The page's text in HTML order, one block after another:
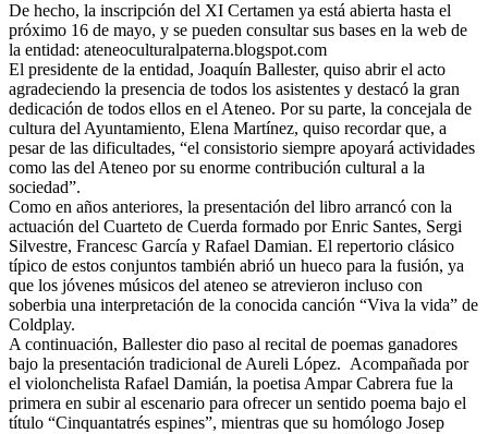
De hecho, la inscripción del XI Certamen ya está abierta hasta el
próximo 16 de mayo, y se pueden consultar sus bases en la web de
la entidad: ateneoculturalpaterna.blogspot.com
El presidente de la entidad, Joaquín Ballester, quiso abrir el acto
agradeciendo la presencia de todos los asistentes y destacó la gran
dedicación de todos ellos en el Ateneo. Por su parte, la concejala de
cultura del Ayuntamiento, Elena Martínez, quiso recordar que, a
pesar de las dificultades, “el consistorio siempre apoyará actividades
como las del Ateneo por su enorme contribución cultural a la
sociedad”.
Como en años anteriores, la presentación del libro arrancó con la
actuación del Cuarteto de Cuerda formado por Enric Santes, Sergi
Silvestre, Francesc García y Rafael Damian. El repertorio clásico
típico de estos conjuntos también abrió un hueco para la fusión, ya
que los jóvenes músicos del ateneo se atrevieron incluso con
soberbia una interpretación de la conocida canción “Viva la vida” de
Coldplay.
A continuación, Ballester dio paso al recital de poemas ganadores
bajo la presentación tradicional de Aureli López. Acompañada por
el violonchelista Rafael Damián, la poetisa Ampar Cabrera fue la
primera en subir al escenario para ofrecer un sentido poema bajo el
título “Cinquantatrés espines”, mientras que su homólogo Josep